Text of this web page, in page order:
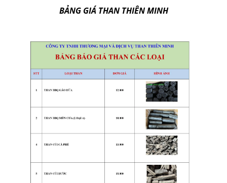
BẢNG GIÁ THAN THIÊN MINH